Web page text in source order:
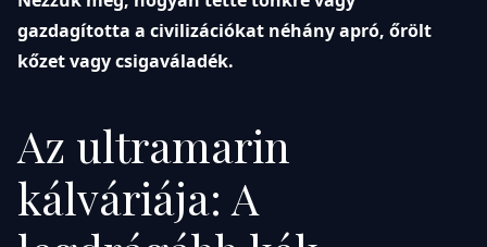
gazdagította a civilizációkat néhány apró, őrölt
kőzet vagy csigaváladék.
Az ultramarin
kálváriája: A